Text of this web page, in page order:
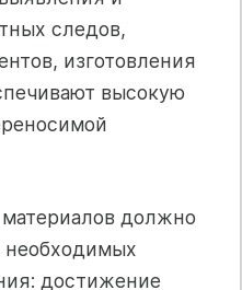
следов,
изготовления
высокую
должно
необходимых
достижение